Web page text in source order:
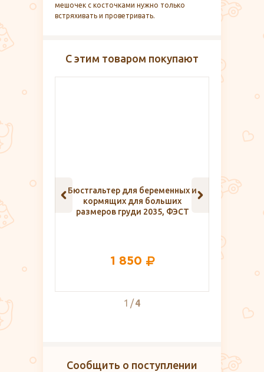
мешочек с косточками нужно только
встряхивать и проветривать.
С этим товаром покупают
ФЭСТ
Варежки-антицарапки,
ПАПИТТО
92
2 4
Сообщить о поступлении